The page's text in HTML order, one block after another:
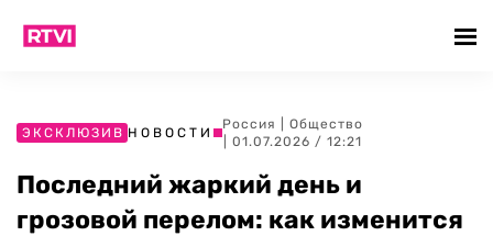
ЭКСКЛЮЗИВ НОВОСТИ
Россия
Общество
| 01.07.2026 / 12:21
Последний жаркий день и
грозовой перелом: как изменится